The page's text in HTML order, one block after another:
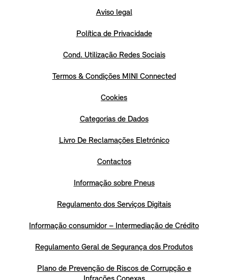
Aviso legal
Política de Privacidade
Cond. Utilização Redes Sociais
Termos & Condições MINI Connected
Cookies
Categorias de Dados
Livro De Reclamações Eletrónico
Contactos
Informação sobre Pneus
Regulamento dos Serviços Digitais
Informação consumidor – Intermediação de Crédito
Regulamento Geral de Segurança dos Produtos
Plano de Prevenção de Riscos de Corrupção e